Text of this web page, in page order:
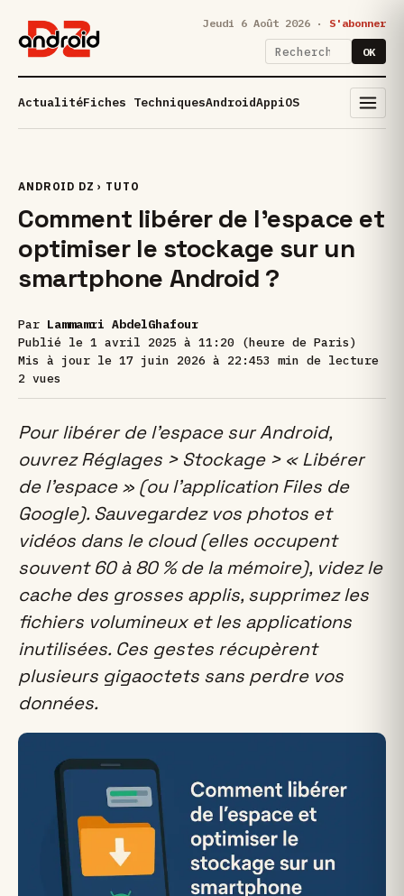
Jeudi 6 Août 2026 · S'abonner
OK
ActualitéFiches TechniquesAndroidAppiOS
ANDROID DZ › TUTO
Comment libérer de l’espace et
optimiser le stockage sur un
smartphone Android ?
Par Lammamri AbdelGhafour
Publié le1 avril 2025 à 11:20 (heure de Paris)
Mis à jour le17 juin 2026 à 22:453 min de lecture
2 vues
Pour libérer de l'espace sur Android,
ouvrez Réglages > Stockage > « Libérer
de l'espace » (ou l'application Files de
Google). Sauvegardez vos photos et
vidéos dans le cloud (elles occupent
souvent 60 à 80 % de la mémoire), videz le
cache des grosses applis, supprimez les
fichiers volumineux et les applications
inutilisées. Ces gestes récupèrent
plusieurs gigaoctets sans perdre vos
données.